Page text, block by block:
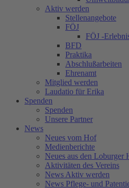
Aktiv werden
Stellenangebote
FÖJ
FÖJ -
BFD
Praktika
Abschlußarbeiten
Ehrenamt
Mitglied werden
Laudatio für Erika
Spenden
Spenden
Unsere Partner
News
Neues vom Hof
Medienberichte
Neues aus den Loburger
Aktivitäten des Vereins
News Aktiv werden
News Pflege- und